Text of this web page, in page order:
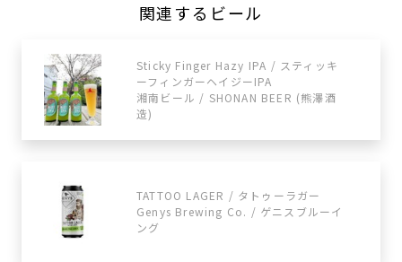
関連するビール
Sticky Finger Hazy IPA / スティッキ
ーフィンガーヘイジーIPA
湘南ビール / SHONAN BEER (熊澤酒
造)
TATTOO LAGER / タトゥーラガー
Genys Brewing Co. / ゲニスブルーイ
ング